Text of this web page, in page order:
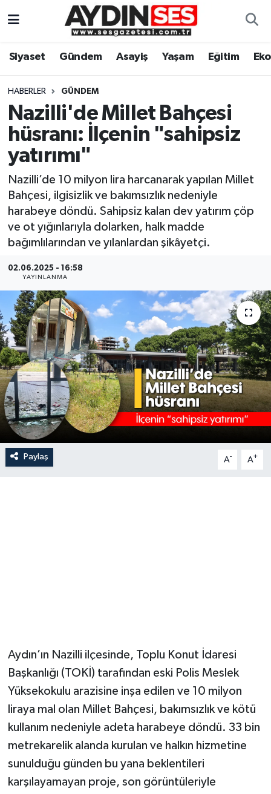
Siyaset Gündem Asayiş Yaşam Eğitim
HABERLER GÜNDEM
Nazilli'de Millet Bahçesi
hüsranı: İlçenin "sahipsiz
yatırımı"
Nazilli’de 10 milyon lira harcanarak yapılan Millet
Bahçesi, ilgisizlik ve bakımsızlık nedeniyle
harabeye döndü. Sahipsiz kalan dev yatırım çöp
ve ot yığınlarıyla dolarken, halk madde
bağımlılarından ve yılanlardan şikâyetçi.
02.06.2025 - 16:58
YAYINLANMA
Paylaş A- A+
Aydın’ın Nazilli ilçesinde, Toplu Konut İdaresi
Başkanlığı (TOKİ) tarafından eski Polis Meslek
Yüksekokulu arazisine inşa edilen ve 10 milyon
liraya mal olan Millet Bahçesi, bakımsızlık ve kötü
kullanım nedeniyle adeta harabeye döndü. 33 bin
metrekarelik alanda kurulan ve halkın hizmetine
sunulduğu günden bu yana beklentileri
karşılayamayan proje, son görüntüleriyle
Gündem
Siyaset
Ekonomi
Eğitim
Kültür Sanat
Aydın Hava Durumu
Aydin Namaz Vakitleri
Aydın Trafik Yoğunluk Haritası
Tüm Manşetler
Son Dakika Haberleri